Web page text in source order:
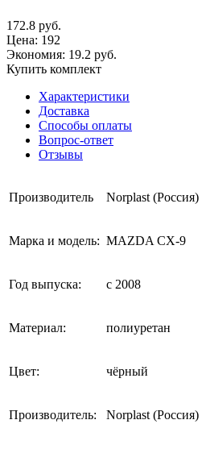
172.8 руб.
Цена: 192
Экономия: 19.2 руб.
Купить комплект
Характеристики
Доставка
Способы оплаты
Вопрос-ответ
Отзывы
Производитель Norplast (Россия)
Марка и модель: MAZDA CX-9
Год выпуска: с 2008
Материал: полиуретан
Цвет: чёрный
Производитель: Norplast (Россия)